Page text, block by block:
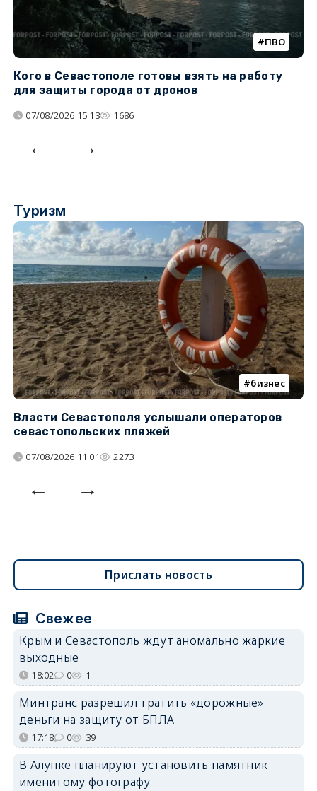
ПВО
Кого в Севастополе готовы взять на работу
для защиты города от дронов
07/08/2026 15:13 1686
Туризм
бизнес
Власти Севастополя услышали операторов
севастопольских пляжей
07/08/2026 11:01 2273
Прислать новость
Свежее
Крым и Севастополь ждут аномально жаркие
выходные
18:02 0 1
Минтранс разрешил тратить «дорожные»
деньги на защиту от БПЛА
17:18 0 39
В Алупке планируют установить памятник
именитому фотографу